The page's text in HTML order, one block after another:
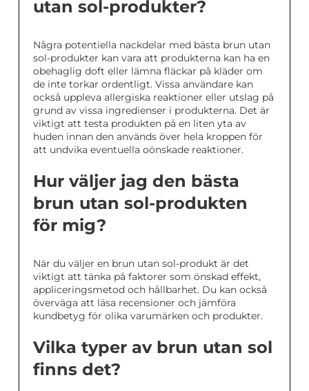
utan sol-produkter?
Några potentiella nackdelar med bästa brun utan
sol-produkter kan vara att produkterna kan ha en
obehaglig doft eller lämna fläckar på kläder om
de inte torkar ordentligt. Vissa användare kan
också uppleva allergiska reaktioner eller utslag på
grund av vissa ingredienser i produkterna. Det är
viktigt att testa produkten på en liten yta av
huden innan den används över hela kroppen för
att undvika eventuella oönskade reaktioner.
Hur väljer jag den bästa
brun utan sol-produkten
för mig?
När du väljer en brun utan sol-produkt är det
viktigt att tänka på faktorer som önskad effekt,
appliceringsmetod och hållbarhet. Du kan också
överväga att läsa recensioner och jämföra
kundbetyg för olika varumärken och produkter.
Vilka typer av brun utan sol
finns det?